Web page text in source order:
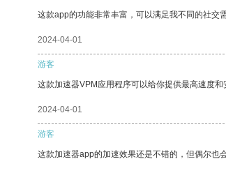
这款app的功能非常丰富，可以满足我不同的社交需
2024-04-01
游客
这款加速器VPM应用程序可以给你提供最高速度
2024-04-01
游客
这款加速器app的加速效果还是不错的，但偶尔也